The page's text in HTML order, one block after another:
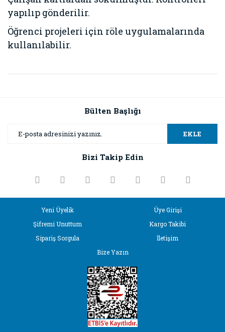
yapılıp gönderilir.
Öğrenci projeleri için röle uygulamalarında
kullanılabilir.
Görüş ve önerileriniz için teşekkür ederiz.
Ürün resmi kalitesiz, bozuk veya görüntülenemiyor.
Ürün bilgilerinde hatalar bulunuyor.
Gönder
Bülten Başlığı
EKLE
Bizi Takip Edin
Yeni Üyelik
Üye Girişi
Şifremi Unuttum
Kargo Takibi
Sipariş Sorgula
İletişim
Bize Yazın